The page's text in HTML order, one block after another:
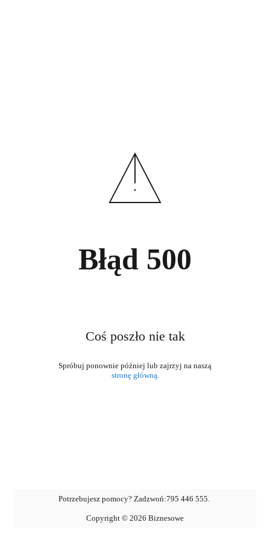
Błąd 500
Coś poszło nie tak
stronę główną.
Potrzebujesz pomocy? Zadzwoń:795 446 555.
Copyright © 2026 Biznesowe